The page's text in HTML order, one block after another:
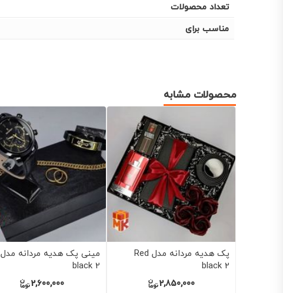
تعداد محصولات
مناسب برای
محصولات مشابه
پک هدیه مردانه مدل Black
and gold 12
3,100,000
مینی پک هدیه مردانه مدل
black 3
2,000,000